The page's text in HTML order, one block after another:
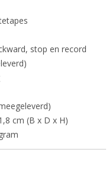
stop en record
cm (B x D x H)